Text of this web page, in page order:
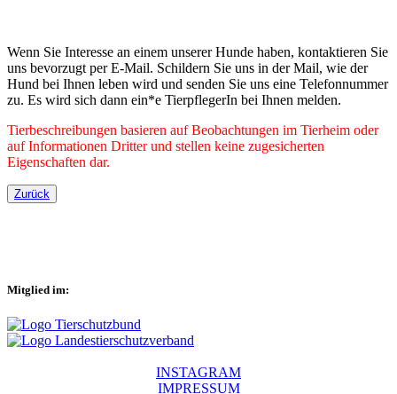
Wenn Sie Interesse an einem unserer Hunde haben, kontaktieren Sie
uns bevorzugt per E-Mail. Schildern Sie uns in der Mail, wie der
Hund bei Ihnen leben wird und senden Sie uns eine Telefonnummer
zu. Es wird sich dann ein*e TierpflegerIn bei Ihnen melden.
Tierbeschreibungen basieren auf Beobachtungen im Tierheim oder
auf Informationen Dritter und stellen keine zugesicherten
Eigenschaften dar.
Zurück
Mitglied im:
INSTAGRAM
IMPRESSUM